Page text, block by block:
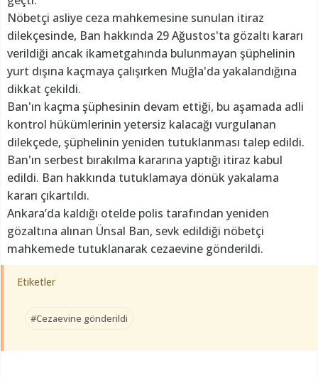
Nöbetçi asliye ceza mahkemesine sunulan itiraz
dilekçesinde, Ban hakkında 29 Ağustos'ta gözaltı kararı
verildiği ancak ikametgahında bulunmayan şüphelinin
yurt dışına kaçmaya çalışırken Muğla'da yakalandığına
dikkat çekildi.
Ban'ın kaçma şüphesinin devam ettiği, bu aşamada adli
kontrol hükümlerinin yetersiz kalacağı vurgulanan
dilekçede, şüphelinin yeniden tutuklanması talep edildi.
Ban'ın serbest bırakılma kararına yaptığı itiraz kabul
edildi. Ban hakkında tutuklamaya dönük yakalama
kararı çıkartıldı.
Ankara’da kaldığı otelde polis tarafından yeniden
gözaltına alınan Ünsal Ban, sevk edildiği nöbetçi
mahkemede tutuklanarak cezaevine gönderildi.
Etiketler
#Cezaevine gönderildi